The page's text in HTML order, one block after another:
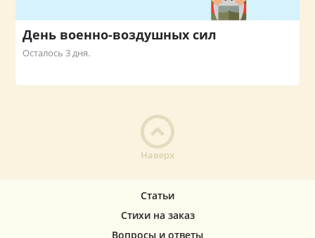
День военно-воздушных сил
Осталось 3 дня.
Наверх
Статьи
Стихи на заказ
Вопросы и ответы